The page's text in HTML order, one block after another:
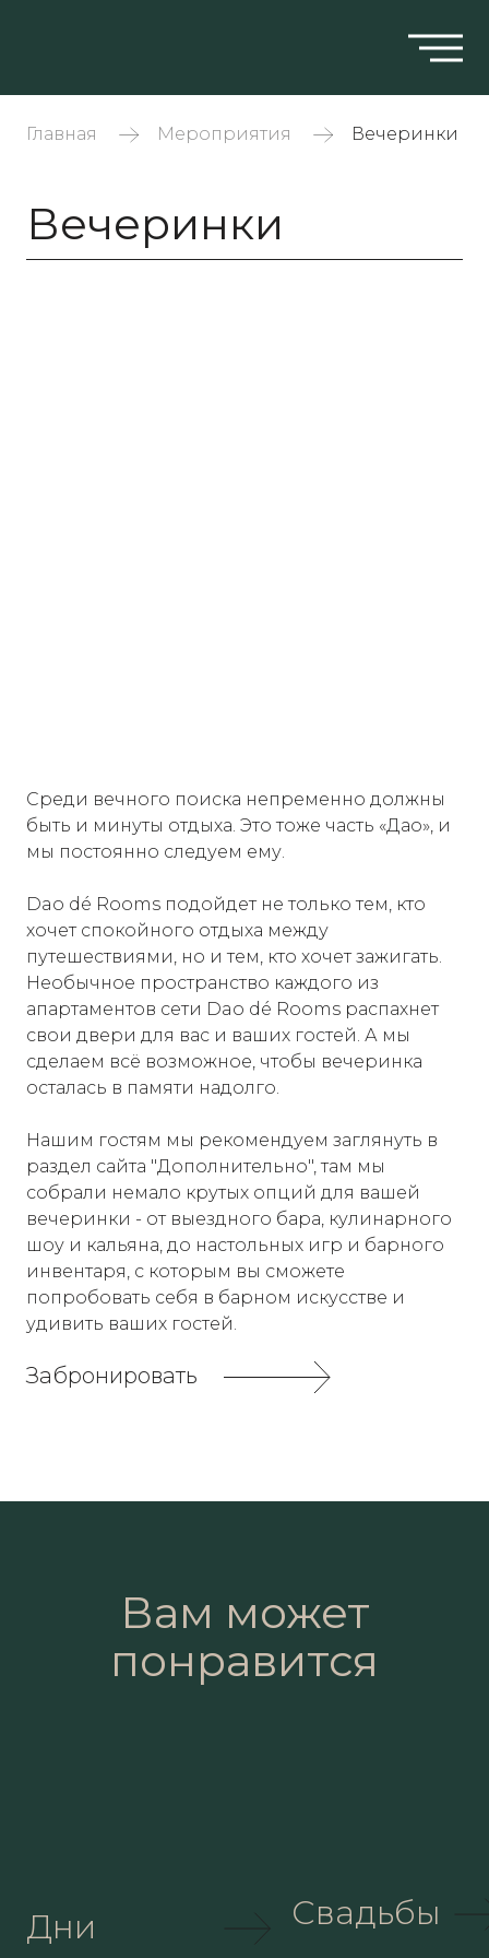
Главная Мероприятия Вечеринки
Вечеринки
Среди вечного поиска непременно должны
быть и минуты отдыха. Это тоже часть «Дао», и
мы постоянно следуем ему.
Dao dé Rooms подойдет не только тем, кто
хочет спокойного отдыха между
путешествиями, но и тем, кто хочет зажигать.
Необычное пространство каждого из
апартаментов сети Dao dé Rooms распахнет
свои двери для вас и ваших гостей. А мы
сделаем всё возможное, чтобы вечеринка
осталась в памяти надолго.
Нашим гостям мы рекомендуем заглянуть в
раздел сайта "Дополнительно", там мы
собрали немало крутых опций для вашей
вечеринки - от выездного бара, кулинарного
шоу и кальяна, до настольных игр и барного
инвентаря, с которым вы сможете
попробовать себя в барном искусстве и
удивить ваших гостей.
Забронировать
Вам может
понравится
Дни
Свадьбы